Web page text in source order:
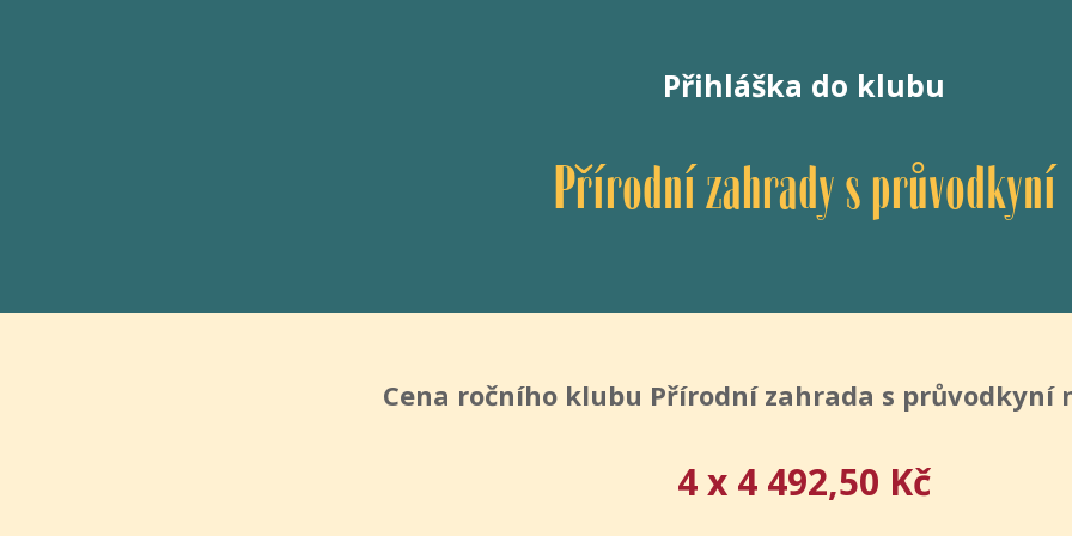
Přihláška do klubu
Přírodní zahrady s průvodkyní
Cena ročního klubu Přírodní zahrada s průvodkyní
4 x 4 492,50 Kč